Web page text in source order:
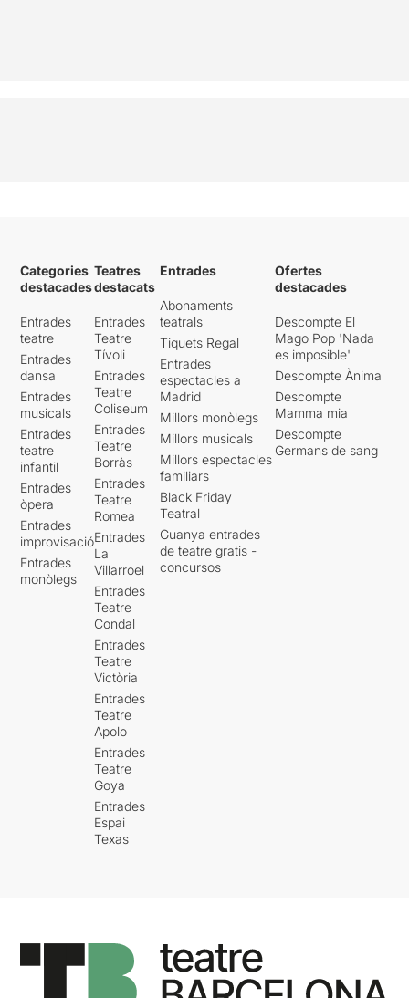
Categories
destacades
Entrades
teatre
Entrades
dansa
Entrades
musicals
Entrades
teatre
infantil
Entrades
òpera
Entrades
improvisació
Entrades
monòlegs
Teatres
destacats
Entrades
Teatre
Tívoli
Entrades
Teatre
Coliseum
Entrades
Teatre
Borràs
Entrades
Teatre
Romea
Entrades
La
Villarroel
Entrades
Teatre
Condal
Entrades
Teatre
Victòria
Entrades
Teatre
Apolo
Entrades
Teatre
Goya
Entrades
Espai
Texas
Entrades
Abonaments
teatrals
Tiquets Regal
Entrades
espectacles a
Madrid
Millors monòlegs
Millors musicals
Millors espectacles
familiars
Black Friday
Teatral
Guanya entrades
de teatre gratis -
concursos
Ofertes
destacades
Descompte El
Mago Pop 'Nada
es imposible'
Descompte Ànima
Descompte
Mamma mia
Descompte
Germans de sang